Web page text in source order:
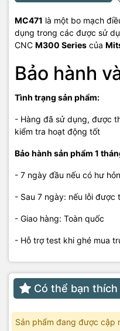
MC471 là một bo mạch
dụng trong các được sử
CNC M300 Series của
Bảo hành
Tình trạng sản phẩm:
- Hàng đã sử dụng, được
kiểm tra hoạt động tốt
Bảo hành sản phẩm 1
- 7 ngày đầu nếu có hư
- Sau 7 ngày: nếu lỗi được
- Giao hàng: Toàn quốc
- Hỗ trợ test khi ghé mua
Có thể bạn thích
Sản phẩm đang được cập